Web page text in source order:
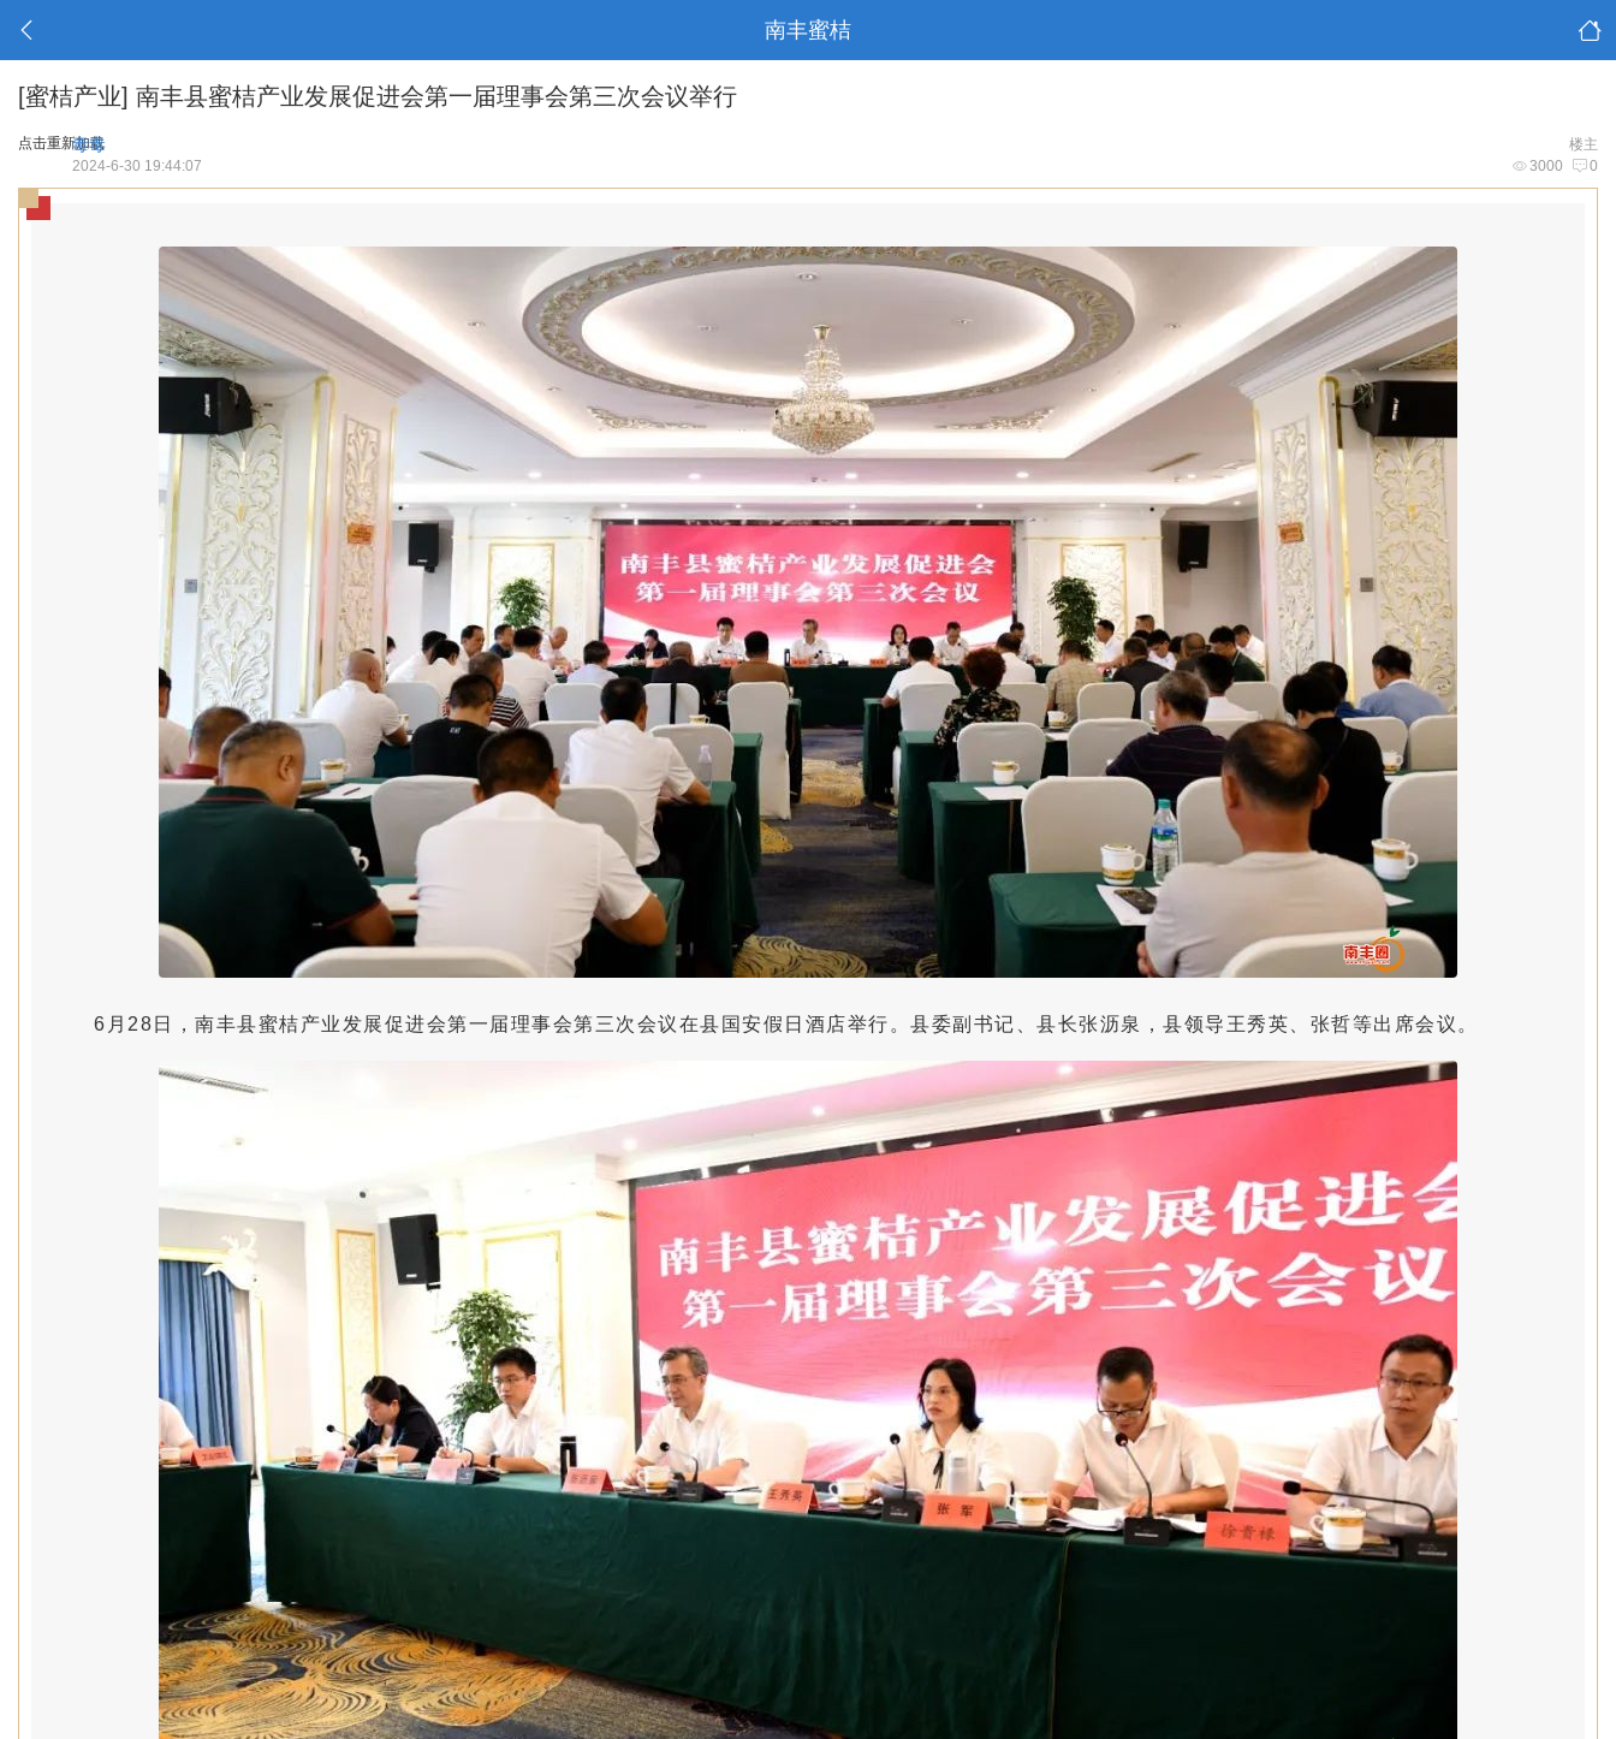
南丰蜜桔
[蜜桔产业] 南丰县蜜桔产业发展促进会第一届理事会第三次会议举行
点击重新加载 楼主
毒毒
3000 0
2024-6-30 19:44:07
6月28日，南丰县蜜桔产业发展促进会第一届理事会第三次会议在县国安假日酒店举行。县委副书记、县长张沥泉，县领导王秀英、张哲等出席会议。